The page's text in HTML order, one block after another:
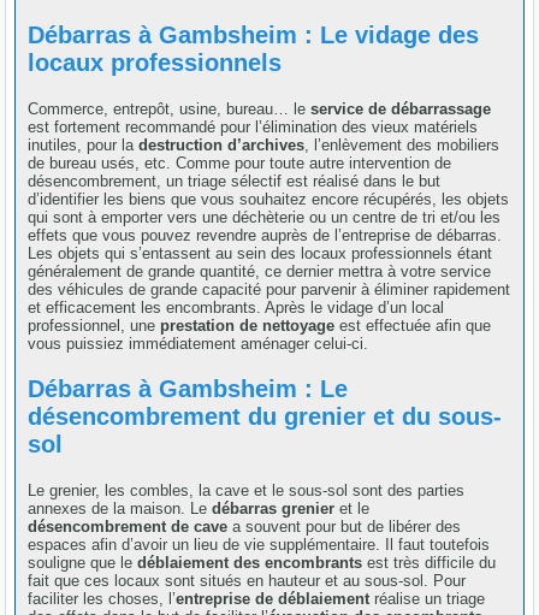
Débarras à Gambsheim : Le vidage des
locaux professionnels
Commerce, entrepôt, usine, bureau… leservice de débarrassage
est fortement recommandé pour l’élimination des vieux matériels
inutiles, pour ladestruction d’archives , l’enlèvement des mobiliers
de bureau usés, etc. Comme pour toute autre intervention de
désencombrement, un triage sélectif est réalisé dans le but
d’identifier les biens que vous souhaitez encore récupérés, les objets
qui sont à emporter vers une déchèterie ou un centre de tri et/ou les
effets que vous pouvez revendre auprès de l’entreprise de débarras.
Les objets qui s’entassent au sein des locaux professionnels étant
généralement de grande quantité, ce dernier mettra à votre service
des véhicules de grande capacité pour parvenir à éliminer rapidement
et efficacement les encombrants. Après le vidage d’un local
professionnel, une prestation de nettoyage est effectuée afin que
vous puissiez immédiatement aménager celui-ci.
Débarras à Gambsheim : Le
désencombrement du grenier et du sous-
sol
Le grenier, les combles, la cave et le sous-sol sont des parties
annexes de la maison. Ledébarras grenier et le
désencombrement de cave a souvent pour but de libérer des
espaces afin d’avoir un lieu de vie supplémentaire. Il faut toutefois
souligne que ledéblaiement des encombrants est très difficile du
fait que ces locaux sont situés en hauteur et au sous-sol. Pour
faciliter les choses, l’entreprise de déblaiement réalise un triage